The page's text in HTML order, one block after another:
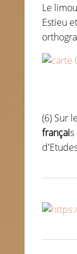
Le
Estieu
(6) Sur
français